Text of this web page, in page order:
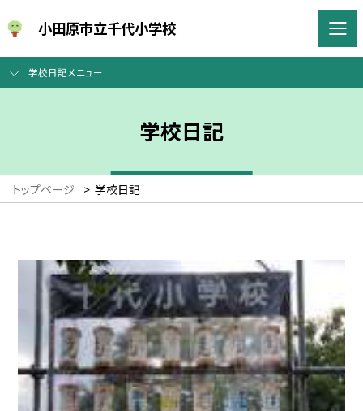
小田原市立千代小学校
学校日記メニュー
学校日記
トップページ > 学校日記